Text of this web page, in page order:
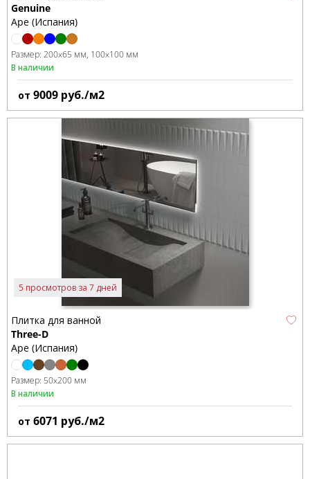
Genuine
Ape (Испания)
Размер: 200x65 мм 100x100 мм
В наличии
от 9009 руб./м2
5 просмотров за 7 дней
Плитка для ванной
Three-D
Ape (Испания)
Размер: 50x200 мм
В наличии
от 6071 руб./м2